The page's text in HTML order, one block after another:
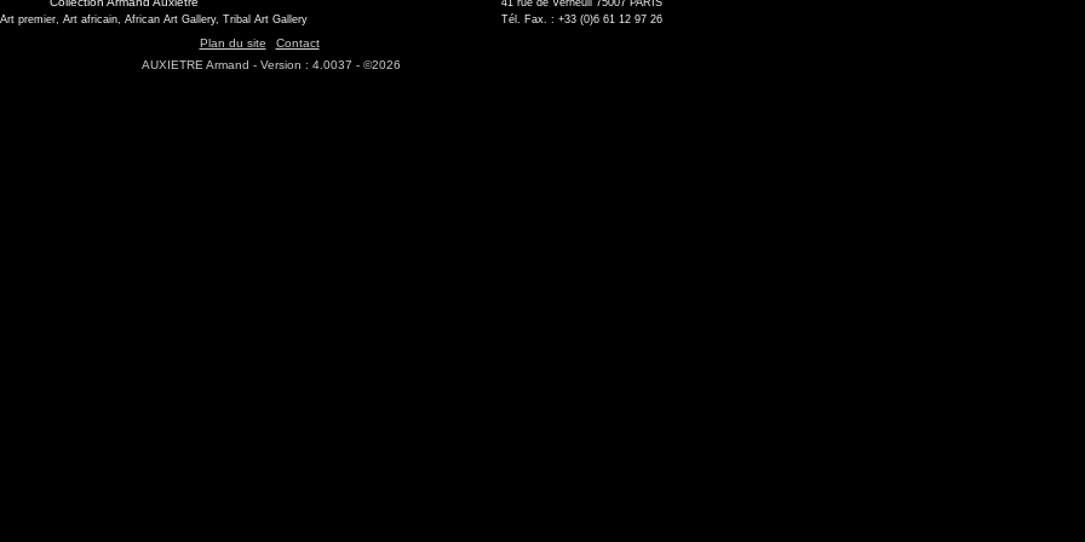
premier, Art africain, African Art Gallery, Tribal Art Gallery
41 rue de Verneuil 75007 PARIS
Tél. Fax. : +33 (0)6 61 12 97 26
Plan du site
Contact
AUXIETRE Armand - Version : 4.0037 - ©2026